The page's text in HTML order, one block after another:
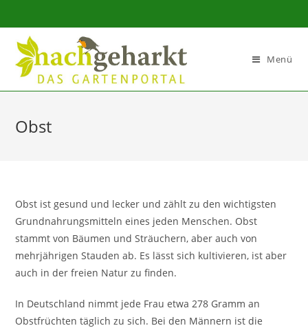
Sidebar-
Inhalt
Menü
Obst
Obst ist gesund und lecker und zählt zu den wichtigsten
Grundnahrungsmitteln eines jeden Menschen. Obst
stammt von Bäumen und Sträuchern, aber auch von
mehrjährigen Stauden ab. Es lässt sich kultivieren, ist aber
auch in der freien Natur zu finden.
In Deutschland nimmt jede Frau etwa 278 Gramm an
Obstfrüchten täglich zu sich. Bei den Männern ist die